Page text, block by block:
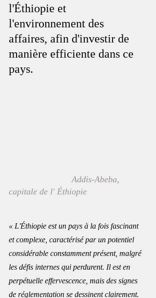
l'Éthiopie et
l'environnement des
affaires, afin d'investir de
manière efficiente dans ce
pays.
Addis-Abeba,
capitale de l' Éthiopie
« L'Éthiopie est un pays à la fois fascinant
et complexe, caractérisé par un potentiel
considérable constamment présent, malgré
les défis internes qui perdurent. Il est en
perpétuelle effervescence, mais des signes
de réglementation se dessinent clairement.